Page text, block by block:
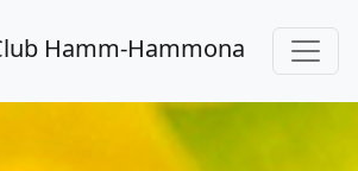
Hamm-Hammona